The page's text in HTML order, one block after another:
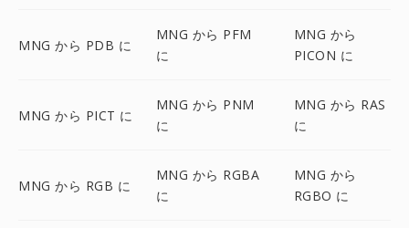
MNG から PDB に
MNG から PFM
に
MNG から
PICON に
MNG から PICT に
MNG から PNM
に
MNG から RAS
に
MNG から RGB に
MNG から RGBA
に
MNG から
RGBO に